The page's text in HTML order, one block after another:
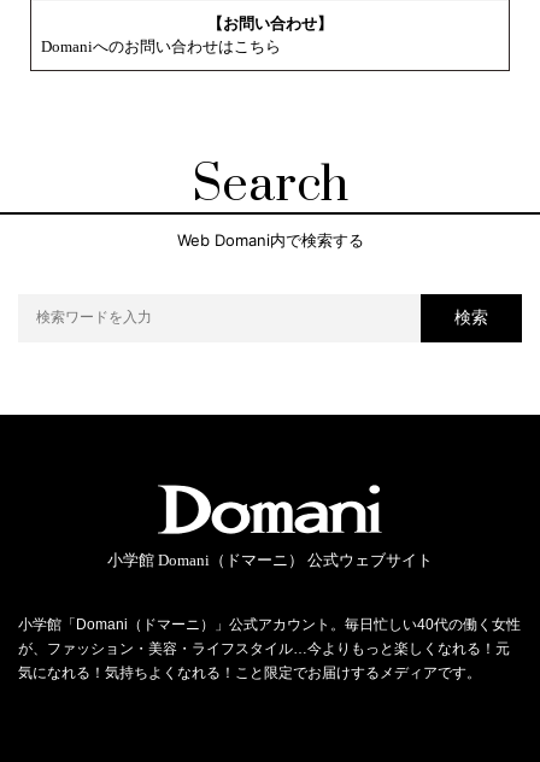
【お問い合わせ】
Domaniへのお問い合わせはこちら
Search
Web Domani内で検索する
検索
小学館 Domani（ドマーニ） 公式ウェブサイト
小学館「Domani（ドマーニ）」公式アカウント。毎日忙しい40代の働く女性
が、ファッション・美容・ライフスタイル…今よりもっと楽しくなれる！元
気になれる！気持ちよくなれる！こと限定でお届けするメディアです。